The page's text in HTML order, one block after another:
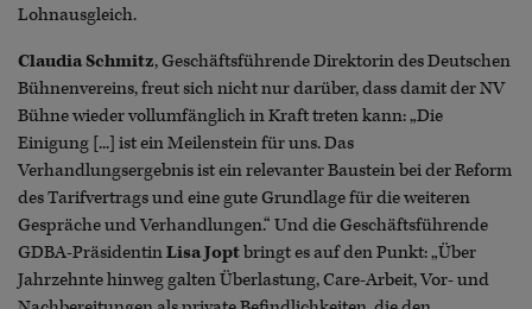
Lohnausgleich.
Claudia Schmitz, Geschäftsführende Direktorin des Deutschen
Bühnenvereins, freut sich nicht nur darüber, dass damit der NV
Bühne wieder vollumfänglich in Kraft treten kann: „Die
Einigung [...] ist ein Meilenstein für uns. Das
Verhandlungsergebnis ist ein relevanter Baustein bei der Reform
des Tarifvertrags und eine gute Grundlage für die weiteren
Gespräche und Verhandlungen.“ Und die Geschäftsführende
GDBA-PräsidentinLisa Joptbringt es auf den Punkt: „Über
Jahrzehnte hinweg galten Überlastung, Care-Arbeit, Vor- und